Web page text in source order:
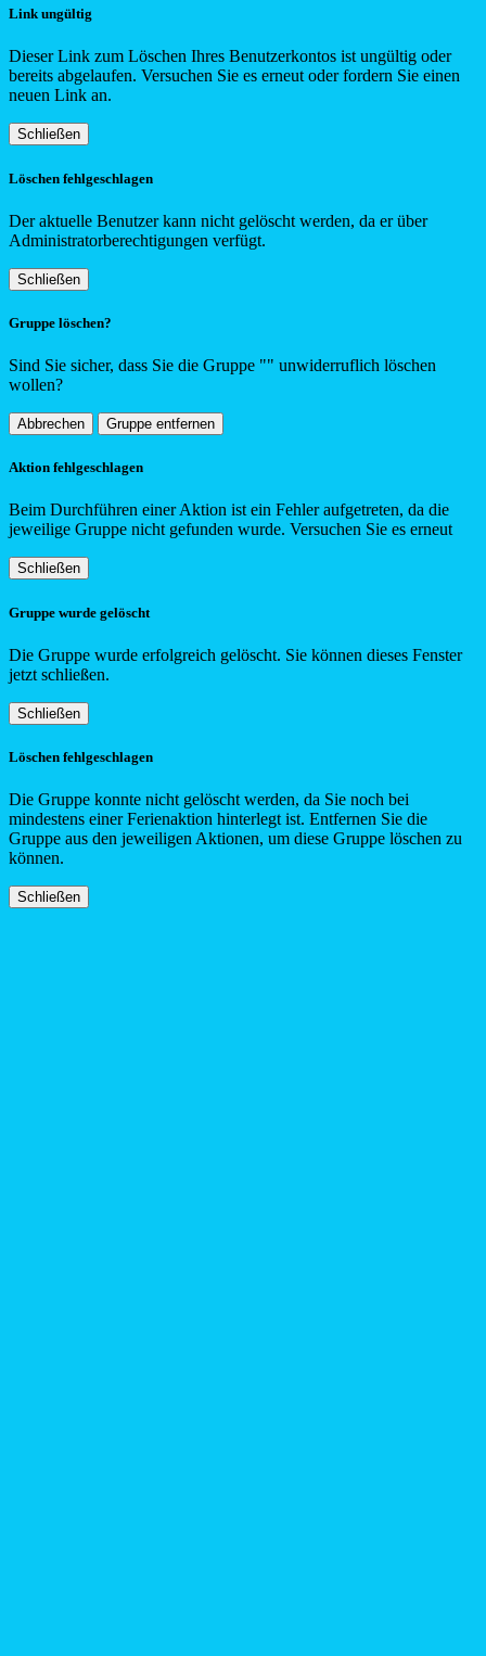
Link ungültig
Dieser Link zum Löschen Ihres Benutzerkontos ist ungültig oder
bereits abgelaufen. Versuchen Sie es erneut oder fordern Sie einen
neuen Link an.
Schließen
Löschen fehlgeschlagen
Der aktuelle Benutzer kann nicht gelöscht werden, da er über
Administratorberechtigungen verfügt.
Schließen
Gruppe löschen?
Sind Sie sicher, dass Sie die Gruppe "" unwiderruflich löschen
wollen?
Abbrechen Gruppe entfernen
Aktion fehlgeschlagen
Beim Durchführen einer Aktion ist ein Fehler aufgetreten, da die
jeweilige Gruppe nicht gefunden wurde. Versuchen Sie es erneut
Schließen
Gruppe wurde gelöscht
Die Gruppe wurde erfolgreich gelöscht. Sie können dieses Fenster
jetzt schließen.
Schließen
Löschen fehlgeschlagen
Die Gruppe konnte nicht gelöscht werden, da Sie noch bei
mindestens einer Ferienaktion hinterlegt ist. Entfernen Sie die
Gruppe aus den jeweiligen Aktionen, um diese Gruppe löschen zu
können.
Schließen